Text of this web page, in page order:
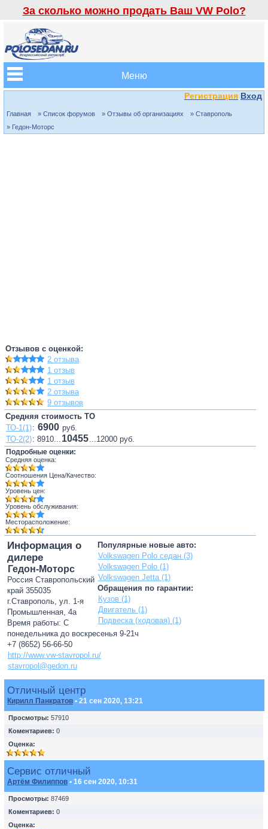
За сколько можно продать Ваш VW Polo?
Меню
Регистрация Вход
Главная » Список форумов » Отзывы об организациях
» Ставрополь
» Гедон-Моторс
Отзывов с оценкой:
2 отзыва
1 отзыв
1 отзыв
2 отзыва
9 отзывов
Средняя стоимость ТО
ТО-1(1): 6900 руб.
ТО-2(2): 8910... 10455...12000 руб.
Подробные оценки:
Средняя оценка:
Соотношения Цена/Качество:
Уровень цен:
Уровень обслуживания:
Месторасположение:
Популярные новые авто:
Volkswagen Polo седан (3)
Volkswagen Polo (1)
Volkswagen Jetta (1)
Обращения по гарантии:
Кузов (1)
Двигатель (1)
Подвеска (ходовая) (1)
Информация о
дилере
Гедон-Моторс
Россия Ставропольский
край 355035
г.Ставрополь, ул. 1-я
Промышленная, 4а
Время работы: С
понедельника до воскресенья 9-21ч
+7 (8652) 56-66-50
http://www.vw-stavropol.ru/
stavropol@gedon.ru
Отличный центр
Кирилл Панкратов • 21 сен 2020, 13:21
Просмотры: 57910
Коментариев: 0
Оценка:
Сервис отличный
Артём Филиппов • 16 сен 2020, 10:31
Просмотры: 87469
Коментариев: 0
Оценка: